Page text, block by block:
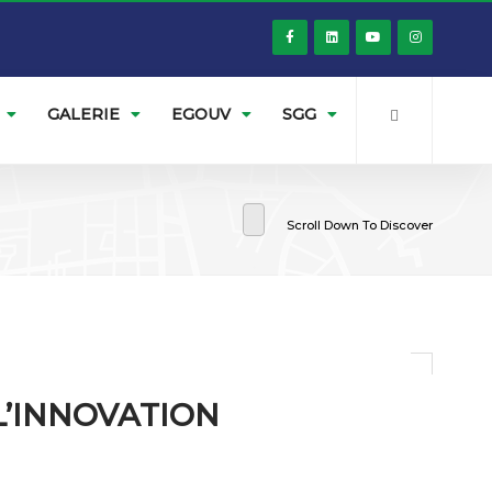
GALERIE EGOUV SGG
Scroll Down To Discover